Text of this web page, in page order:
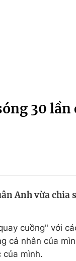
Học
30
Anh vừa chia
cuồng" với
cá nhân của
của mình.